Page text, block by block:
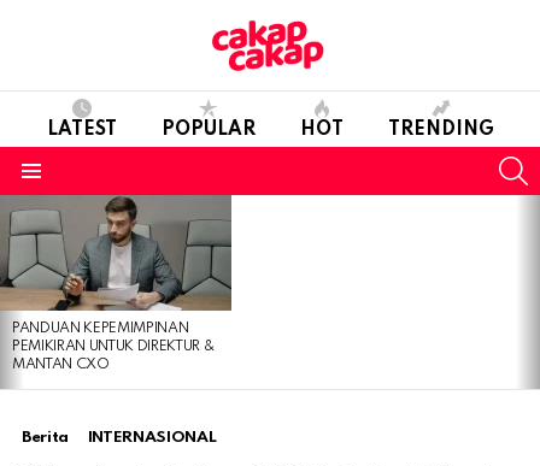
LATEST POPULAR HOT TRENDING
LATEST
STORIES
PANDUAN KEPEMIMPINAN
PEMIKIRAN UNTUK DIREKTUR &
MANTAN CXO
Berita INTERNASIONAL